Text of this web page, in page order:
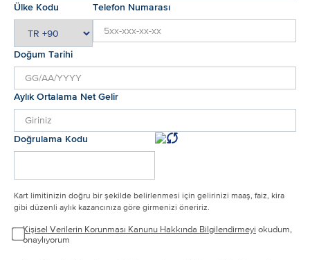
Ülke Kodu Telefon Numarası
Doğum Tarihi
Aylık Ortalama Net Gelir
Doğrulama Kodu
Kart limitinizin doğru bir şekilde belirlenmesi için gelirinizi maaş, faiz, kira
gibi düzenli aylık kazancınıza göre girmenizi öneririz.
Kişisel Verilerin Korunması Kanunu Hakkında Bilgilendirmeyi okudum,
onaylıyorum